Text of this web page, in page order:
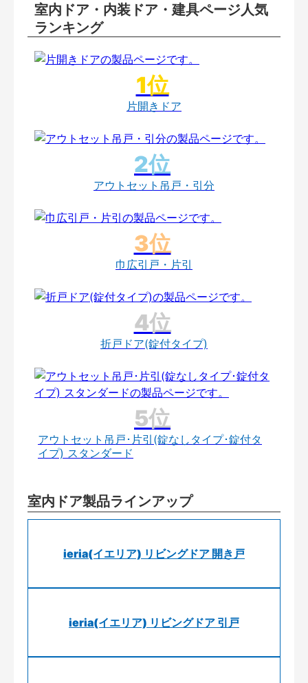
室内ドア・内装ドア・建具ページ人気
ランキング
片開きドア
アウトセット吊戸・引分
巾広引戸・片引
折戸ドア(錠付タイプ)
アウトセット吊戸･片引(錠なしタイプ･錠付タ
イプ) スタンダード
室内ドア製品ラインアップ
ieria(イエリア) リビングドア 開き戸
ieria(イエリア) リビングドア 引戸